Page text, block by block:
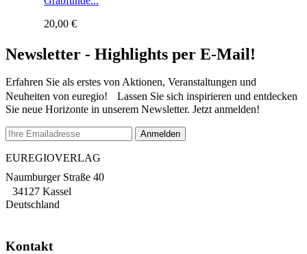
20,00 €
Newsletter - Highlights per E-Mail!
Erfahren Sie als erstes von Aktionen, Veranstaltungen und
Neuheiten von euregio! Lassen Sie sich inspirieren und entdecken
Sie neue Horizonte in unserem Newsletter. Jetzt anmelden!
EUREGIOVERLAG
Naumburger Straße 40
34127 Kassel
Deutschland
Kontakt